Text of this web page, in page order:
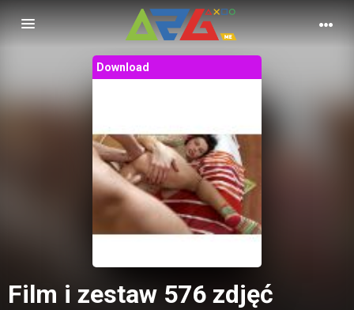
Nawigacja
Download
Film i zestaw 576 zdjęć